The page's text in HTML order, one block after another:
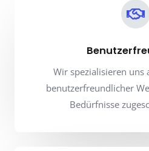
Wir spezialisieren uns
benutzerfreundlicher
Bedürfnisse